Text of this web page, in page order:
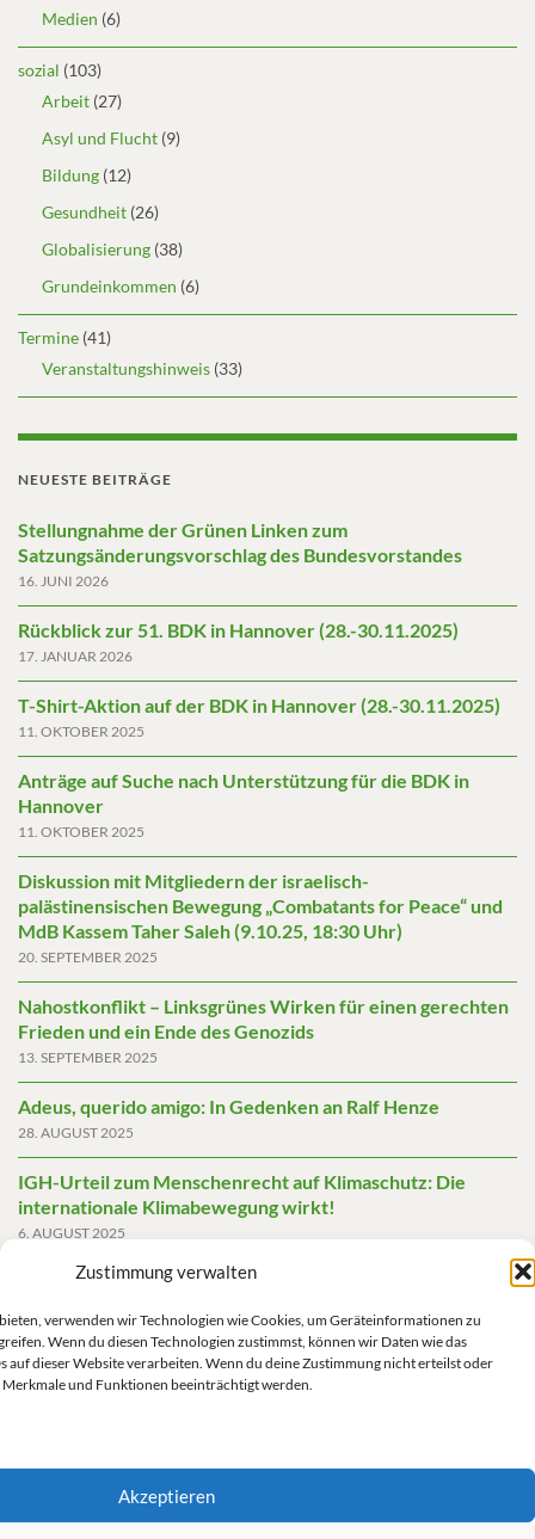
Zustimmung verwalten
verwenden wir Technologien wie Cookies, um Geräteinformationen zu
Wenn du diesen Technologien zustimmst, können wir Daten wie das
auf dieser Website verarbeiten. Wenn du deine Zustimmung nicht erteilst oder
und Funktionen beeinträchtigt werden.
Akzeptieren
Medien (6)
sozial (103)
Arbeit (27)
Asyl und Flucht (9)
Bildung (12)
Gesundheit (26)
Globalisierung (38)
Grundeinkommen (6)
Termine (41)
Veranstaltungshinweis (33)
NEUESTE BEITRÄGE
Stellungnahme der Grünen Linken zum
Satzungsänderungsvorschlag des Bundesvorstandes
16. JUNI 2026
Rückblick zur 51. BDK in Hannover (28.-30.11.2025)
17. JANUAR 2026
T-Shirt-Aktion auf der BDK in Hannover (28.-30.11.2025)
11. OKTOBER 2025
Anträge auf Suche nach Unterstützung für die BDK in
Hannover
11. OKTOBER 2025
Diskussion mit Mitgliedern der israelisch-
palästinensischen Bewegung „Combatants for Peace“ und
MdB Kassem Taher Saleh (9.10.25, 18:30 Uhr)
20. SEPTEMBER 2025
Nahostkonflikt – Linksgrünes Wirken für einen gerechten
Frieden und ein Ende des Genozids
13. SEPTEMBER 2025
Adeus, querido amigo: In Gedenken an Ralf Henze
28. AUGUST 2025
IGH-Urteil zum Menschenrecht auf Klimaschutz: Die
internationale Klimabewegung wirkt!
6. AUGUST 2025
Friedensgutachten 2025
Die AfD mit mehr Demokratie wegregieren
14. MAI 2025
Impressum/Datenschutz